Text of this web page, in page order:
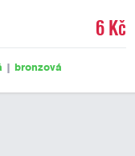
6 Kč
| bronzová